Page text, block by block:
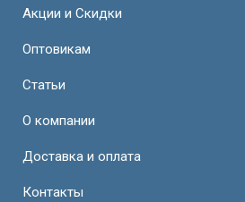
Акции и Скидки
Оптовикам
Статьи
О компании
Доставка и оплата
Контакты